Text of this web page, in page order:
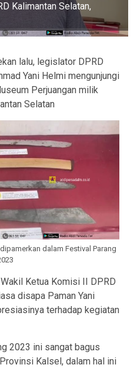
Kalimantan Selatan,
lalu, legislator DPRD
Yani Helmi mengunjungi
Perjuangan milik
Selatan
dalam Festival Parang
Ketua Komisi II DPRD
disapa Paman Yani
terhadap kegiatan
2023 ini sangat bagus
Kalsel, dalam hal ini